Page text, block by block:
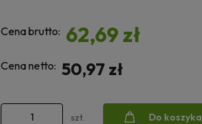
Cena brutto: 62,69 zł
Cena netto: 50,97 zł
szt. Do koszyka